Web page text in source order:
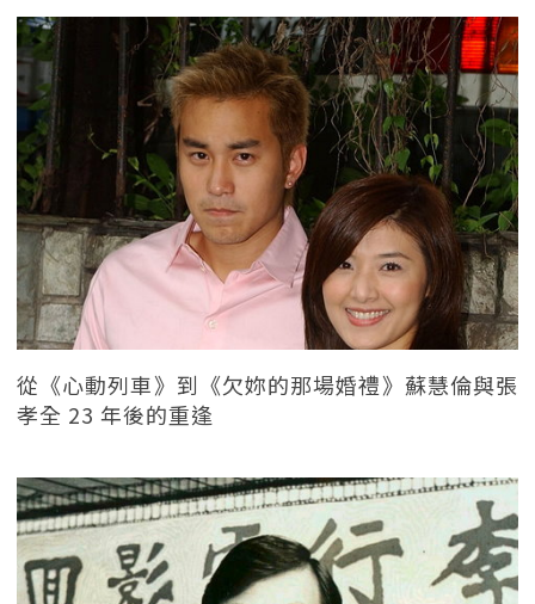
從《心動列車》到《欠妳的那場婚禮》蘇慧倫與張
孝全 23 年後的重逢